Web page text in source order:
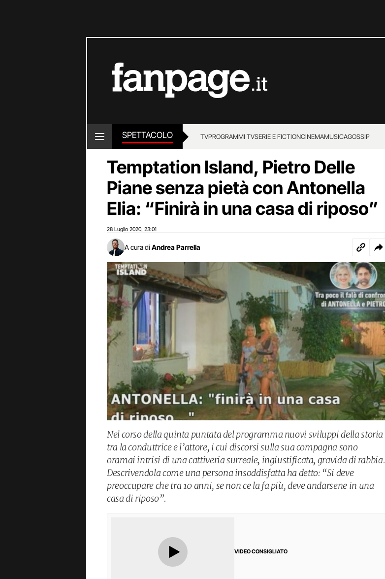
SPETTACOLO TVPROGRAMMI TVSERIE E FICTIONCINEMAMUSICAGOSSIP
Temptation Island, Pietro Delle
Piane senza pietà con Antonella
Elia: “Finirà in una casa di riposo”
28 Luglio 2020 23:01
A cura di Andrea Parrella
Nel corso della quinta puntata del programma nuovi sviluppi della storia
tra la conduttrice e l’attore, i cui discorsi sulla sua compagna sono
oramai intrisi di una cattiveria surreale, ingiustificata, gravida di rabbia.
Descrivendola come una persona insoddisfatta ha detto: “Si deve
preoccupare che tra 10 anni, se non ce la fa più, deve andarsene in una
casa di riposo”.
VIDEO CONSIGLIATO